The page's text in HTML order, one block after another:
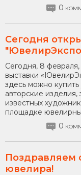
0
Сегодня
Сегодня, 8
выставки
здесь можно
авторские
известных
площадке
0
ювелира!